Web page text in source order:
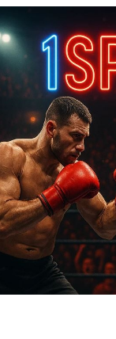
самые лучшие и